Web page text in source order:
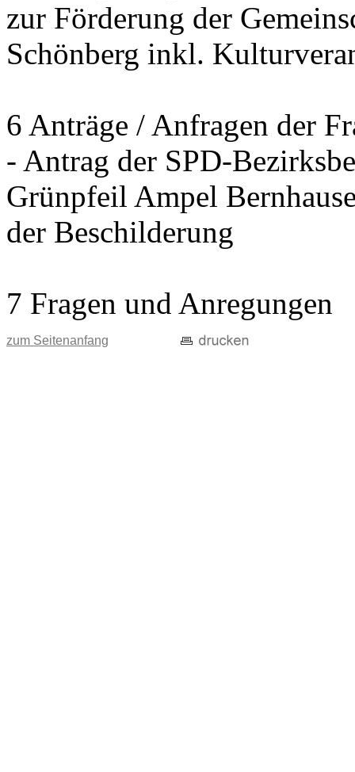
zur Förderung der
Schönberg inkl.
6 Anträge / Anfragen der
- Antrag der SPD-
Grünpfeil Ampel
der Beschilderung
7 Fragen und Anregungen
zum Seitenanfang